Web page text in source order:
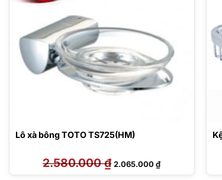
Lô xà bông TOTO TS725(HM)
2.580.000₫ Giá
gốc
là:
2.065.000₫Giá
hiện
tại